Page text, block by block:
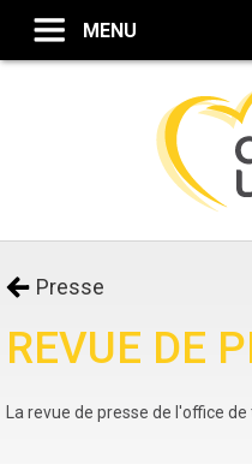
Presse
REVUE DE
La revue de presse de l'office